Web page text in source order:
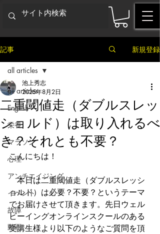
記事 新規登録
all articles
English
栄養
マラソン
心理
アンチエイジング
イベント
故障
動画
all articles
二重閾値走（ダブルスレッ
ショルド）は取り入れるべ
き？それとも不要？
池上秀志
2025年8月2日
こんにちは！
本日は二重閾値走（ダブルスレッシ
ョルド）は必要？不要？というテーマ
でお届けさせて頂きます。先日ウェル
ビーイングオンラインスクールのある
受講生様より以下のようなご質問を頂